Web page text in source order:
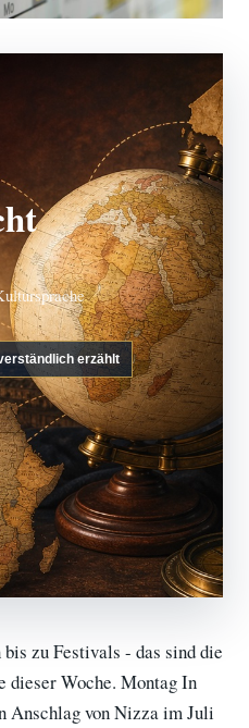
erzählt
zu Festivals - das sind die
dieser Woche. Montag In
Anschlag von Nizza im Juli